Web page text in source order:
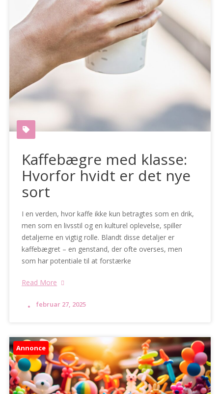
Kaffebægre med klasse:
Hvorfor hvidt er det nye
sort
I en verden, hvor kaffe ikke kun betragtes som en drik,
men som en livsstil og en kulturel oplevelse, spiller
detaljerne en vigtig rolle. Blandt disse detaljer er
kaffebægret – en genstand, der ofte overses, men
som har potentiale til at forstærke
Read More
februar 27, 2025
Annonce